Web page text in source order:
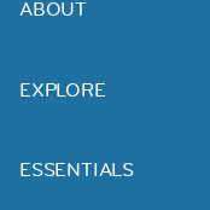
ABOUT
EXPLORE
ESSENTIALS